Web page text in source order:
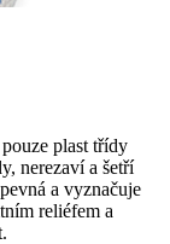
plast třídy
nerezaví a šetří
a vyznačuje
reliéfem a